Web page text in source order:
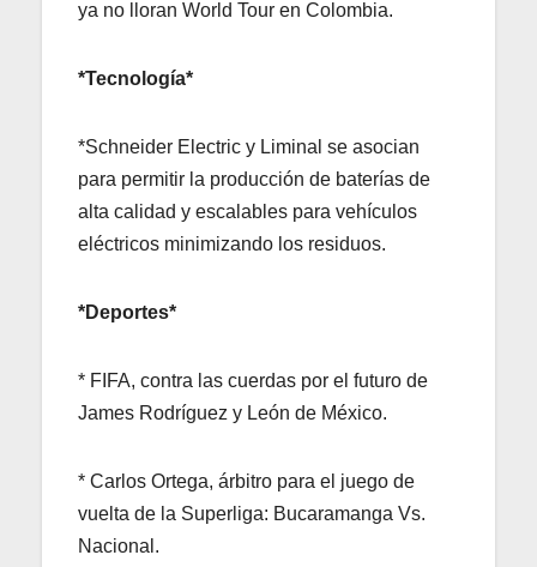
ya no lloran World Tour en Colombia.
*Tecnología*
*Schneider Electric y Liminal se asocian
para permitir la producción de baterías de
alta calidad y escalables para vehículos
eléctricos minimizando los residuos.
*Deportes*
* FIFA, contra las cuerdas por el futuro de
James Rodríguez y León de México.
* Carlos Ortega, árbitro para el juego de
vuelta de la Superliga: Bucaramanga Vs.
Nacional.